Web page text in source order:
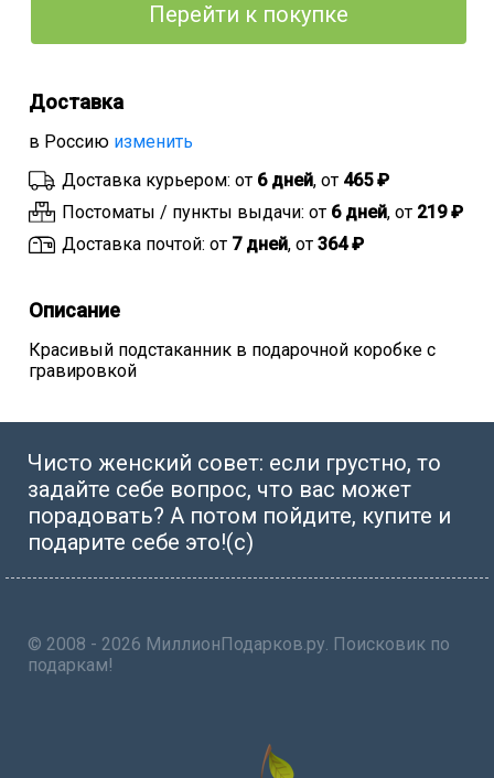
Перейти к покупке
Доставка
в Россию изменить
Доставка курьером: от 6 дней, от 465 ₽
Постоматы / пункты выдачи: от 6 дней, от 219 ₽
Доставка почтой: от 7 дней, от 364 ₽
Описание
Красивый подстаканник в подарочной коробке с
гравировкой
Чисто женский совет: если грустно, то
задайте себе вопрос, что вас может
порадовать? А потом пойдите, купите и
подарите себе это!(с)
© 2008 - 2026 МиллионПодарков.ру. Поисковик по
подаркам!